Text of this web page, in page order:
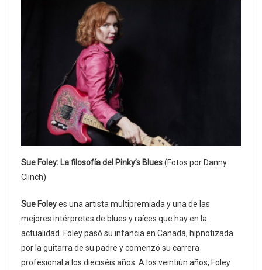
Sue Foley: La filosofía del Pinky’s Blues(Fotos por Danny
Clinch)
Sue Foleyes una artista multipremiada y una de las
mejores intérpretes de blues y raíces que hay en la
actualidad. Foley pasó su infancia en Canadá, hipnotizada
por la guitarra de su padre y comenzó su carrera
profesional a los dieciséis años. A los veintiún años, Foley